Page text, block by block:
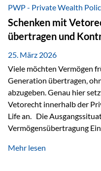
und Unternehmen. Ein
Staatsfinanzierung:
Staatsschulden auf, und
Interessen der
Besonders hervorzuheben
liechtensteinischen
PWP - Private Wealth
Schenken mit
übertragen und
25. März 2026
Viele möchten Vermögen
Generation übertragen,
abzugeben. Genau hier
Vetorecht innerhalb der
Life an. Die
Vermögensübertragung
der steuerliche Freibetrag
Mehr lesen